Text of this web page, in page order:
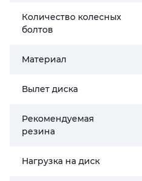
Количество колесных
болтов
Материал
Вылет диска
Рекомендуемая
резина
Нагрузка на диск